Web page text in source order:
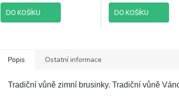
DO KOŠÍKU DO KOŠÍKU
Popis Ostatní informace
Tradiční vůně zimní brusinky. Tradiční vůně